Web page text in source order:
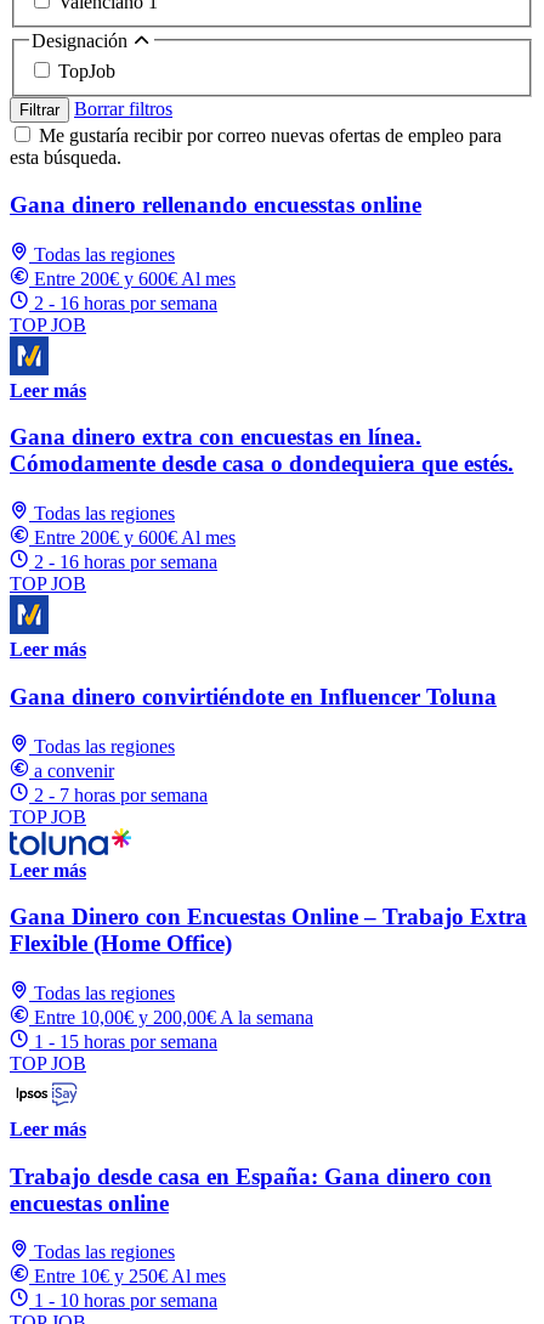
Designación
TopJob
Filtrar
Borrar filtros
Me gustaría recibir por correo nuevas ofertas de empleo para
esta búsqueda.
Gana dinero rellenando encuesstas online
Todas las regiones
Entre 200€ y 600€ Al mes
2 - 16 horas por semana
TOP JOB
Leer más
Gana dinero extra con encuestas en línea.
Cómodamente desde casa o dondequiera que estés.
Todas las regiones
Entre 200€ y 600€ Al mes
2 - 16 horas por semana
TOP JOB
Leer más
Gana dinero convirtiéndote en Influencer Toluna
Todas las regiones
a convenir
2 - 7 horas por semana
TOP JOB
Leer más
Gana Dinero con Encuestas Online – Trabajo Extra
Flexible (Home Office)
Todas las regiones
Entre 10,00€ y 200,00€ A la semana
1 - 15 horas por semana
TOP JOB
Leer más
Trabajo desde casa en España: Gana dinero con
encuestas online
Todas las regiones
Entre 10€ y 250€ Al mes
1 - 10 horas por semana